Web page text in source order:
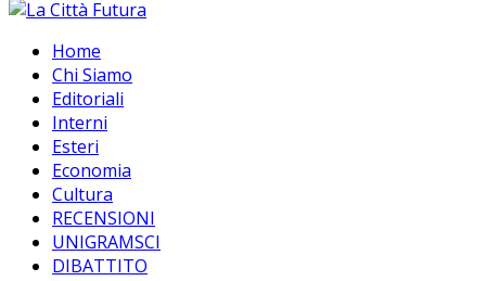
Home
Chi Siamo
Editoriali
Interni
Esteri
Economia
Cultura
RECENSIONI
UNIGRAMSCI
DIBATTITO